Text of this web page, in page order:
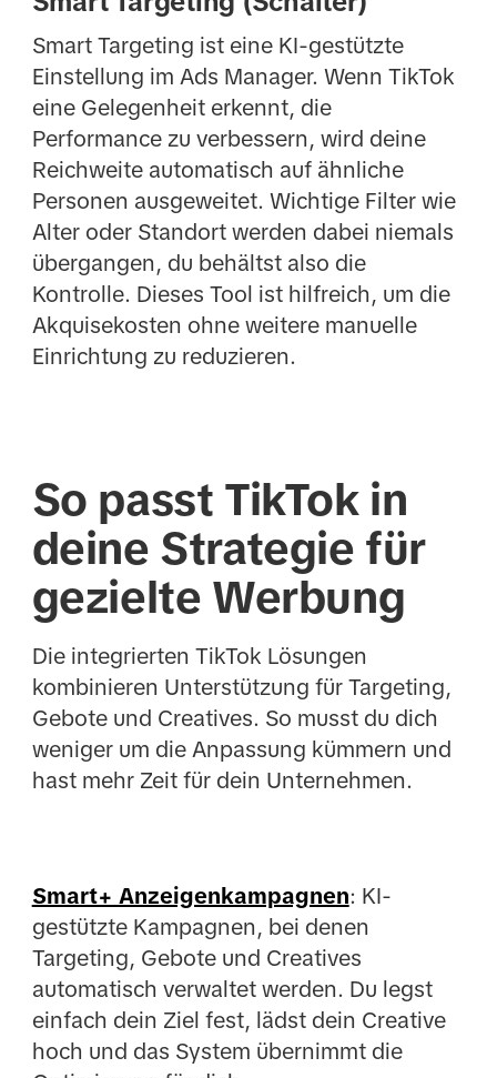
Smart Targeting ist eine KI-gestützte
Einstellung im Ads Manager. Wenn TikTok
eine Gelegenheit erkennt, die
Performance zu verbessern, wird deine
Reichweite automatisch auf ähnliche
Personen ausgeweitet. Wichtige Filter wie
Alter oder Standort werden dabei niemals
übergangen, du behältst also die
Kontrolle. Dieses Tool ist hilfreich, um die
Akquisekosten ohne weitere manuelle
Einrichtung zu reduzieren.
So passt TikTok in
deine Strategie für
gezielte Werbung
Die integrierten TikTok Lösungen
kombinieren Unterstützung für Targeting,
Gebote und Creatives. So musst du dich
weniger um die Anpassung kümmern und
hast mehr Zeit für dein Unternehmen.
Smart+ Anzeigenkampagnen: KI-
gestützte Kampagnen, bei denen
Targeting, Gebote und Creatives
automatisch verwaltet werden. Du legst
einfach dein Ziel fest, lädst dein Creative
hoch und das System übernimmt die